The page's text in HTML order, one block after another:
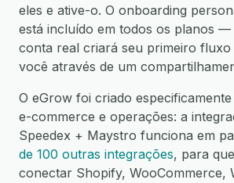
eles e ative-o. O onboarding
está incluído em todos os planos —
conta real criará seu primeiro
você através de um
O eGrow foi criado
e-commerce e operações: a
Speedex + Maystro funciona em
de 100 outras integrações, para
conectar Shopify, WooCommerce,